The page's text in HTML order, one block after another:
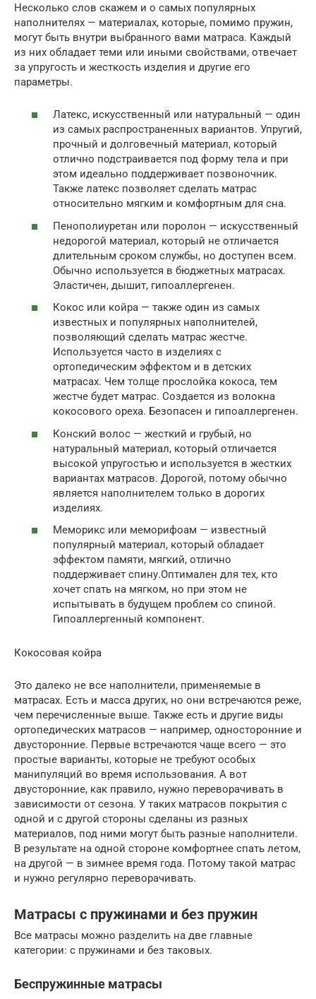
Несколько слов скажем и о самых популярных
наполнителях — материалах, которые, помимо пружин,
могут быть внутри выбранного вами матраса. Каждый
из них обладает теми или иными свойствами, отвечает
за упругость и жесткость изделия и другие его
параметры.
Латекс, искусственный или натуральный — один
из самых распространенных вариантов. Упругий,
прочный и долговечный материал, который
отлично подстраивается под форму тела и при
этом идеально поддерживает позвоночник.
Также латекс позволяет сделать матрас
относительно мягким и комфортным для сна.
Пенополиуретан или поролон — искусственный
недорогой материал, который не отличается
длительным сроком службы, но доступен всем.
Обычно используется в бюджетных матрасах.
Эластичен, дышит, гипоаллергенен.
Кокос или койра — также один из самых
известных и популярных наполнителей,
позволяющий сделать матрас жестче.
Используется часто в изделиях с
ортопедическим эффектом и в детских
матрасах. Чем толще прослойка кокоса, тем
жестче будет матрас. Создается из волокна
кокосового ореха. Безопасен и гипоаллергенен.
Конский волос — жесткий и грубый, но
натуральный материал, который отличается
высокой упругостью и используется в жестких
вариантах матрасов. Дорогой, потому обычно
является наполнителем только в дорогих
изделиях.
Меморикс или меморифоам — известный
популярный материал, который обладает
эффектом памяти, мягкий, отлично
поддерживает спину.Оптимален для тех, кто
хочет спать на мягком, но при этом не
испытывать в будущем проблем со спиной.
Гипоаллергенный компонент.
Кокосовая койра
Это далеко не все наполнители, применяемые в
матрасах. Есть и масса других, но они встречаются реже,
чем перечисленные выше. Также есть и другие виды
ортопедических матрасов — например, односторонние и
двусторонние. Первые встречаются чаще всего — это
простые варианты, которые не требуют особых
манипуляций во время использования. А вот
двусторонние, как правило, нужно переворачивать в
зависимости от сезона. У таких матрасов покрытия с
одной и с другой стороны сделаны из разных
материалов, под ними могут быть разные наполнители.
В результате на одной стороне комфортнее спать летом,
на другой — в зимнее время года. Потому такой матрас
и нужно регулярно переворачивать.
Матрасы с пружинами и без пружин
Все матрасы можно разделить на две главные
категории: с пружинами и без таковых.
Беспружинные матрасы